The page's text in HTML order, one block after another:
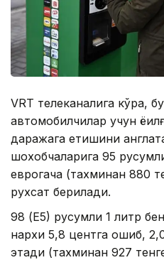
VRT телеканалига кўра,
автомобилчилар учун
даражага етишини
шохобчаларига 95
еврогача (тахминан 880
рухсат берилади.
98 (Е5) русумли 1 литр
нархи 5,8 центга ошиб,
этади (тахминан 927